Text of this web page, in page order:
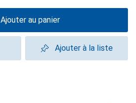
Ajouter au panier
Ajouter à la liste